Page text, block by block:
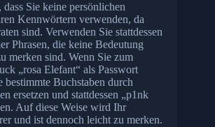
Sie keine persönlichen
Kennwörtern verwenden, da
sind. Verwenden Sie stattdessen
Phrasen, die keine Bedeutung
merken sind. Wenn Sie zum
„rosa Elefant“ als Passwort
bestimmte Buchstaben durch
ersetzen und stattdessen „p1nk
Auf diese Weise wird Ihr
und ist dennoch leicht zu merken.